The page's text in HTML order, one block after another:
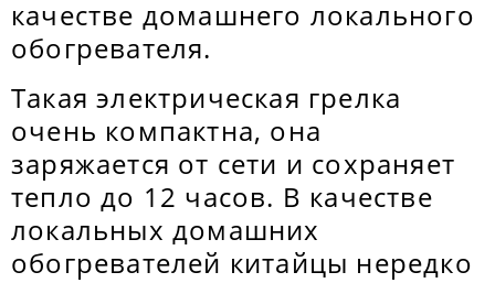
качестве домашнего локального
обогревателя.
Такая электрическая грелка
очень компактна, она
заряжается от сети и сохраняет
тепло до 12 часов. В качестве
локальных домашних
обогревателей китайцы нередко